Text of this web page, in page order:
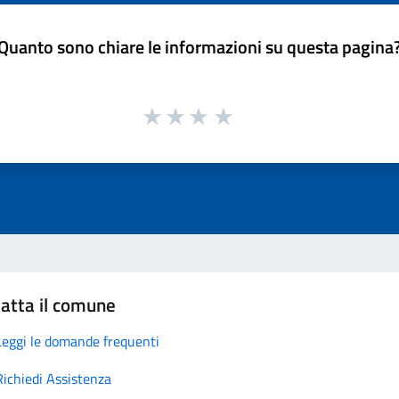
sono chiare le informazioni su questa
il comune
le domande frequenti
Assistenza